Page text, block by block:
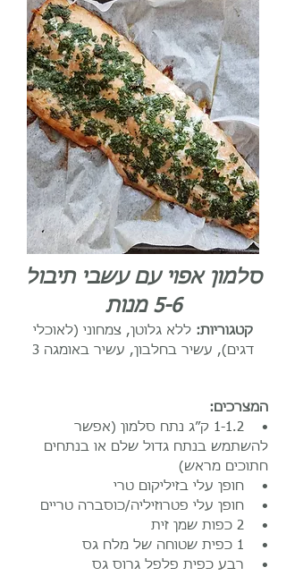
סלמון אפוי עם עשבי תיבול
5-6 מנות
קטגוריות: ללא גלוטן, צמחוני (לאוכלי
דגים), עשיר בחלבון, עשיר באומגה 3
המצרכים:
• 1-1.2 ק״ג נתח סלמון (אפשר
להשתמש בנתח גדול שלם או בנתחים
חתוכים מראש)
• חופן עלי בזיליקום טרי
• חופן עלי פטרוזיליה/כוסברה טריים
• 2 כפות שמן זית
• 1 כפית שטוחה של מלח גס
• רבע כפית פלפל גרוס גס